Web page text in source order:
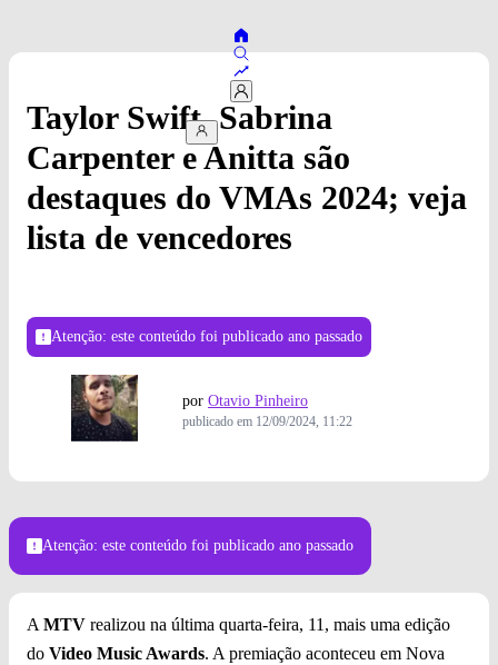
Taylor Swift, Sabrina
Carpenter e Anitta são
destaques do VMAs 2024; veja
lista de vencedores
Atenção: este conteúdo foi publicado ano passado
por Otavio Pinheiro
publicado em 12/09/2024, 11:22
Atenção: este conteúdo foi publicado ano passado
A MTV realizou na última quarta-feira, 11, mais uma edição
do Video Music Awards. A premiação aconteceu em Nova